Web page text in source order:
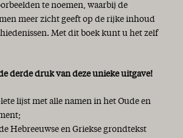
te noemen, waarbij de
meer zicht geeft op de rijke inhoud
Met dit boek kunt u het zelf
derde druk van deze unieke uitgave!
lijst met alle namen in het Oude en
Hebreeuwse en Griekse grondtekst